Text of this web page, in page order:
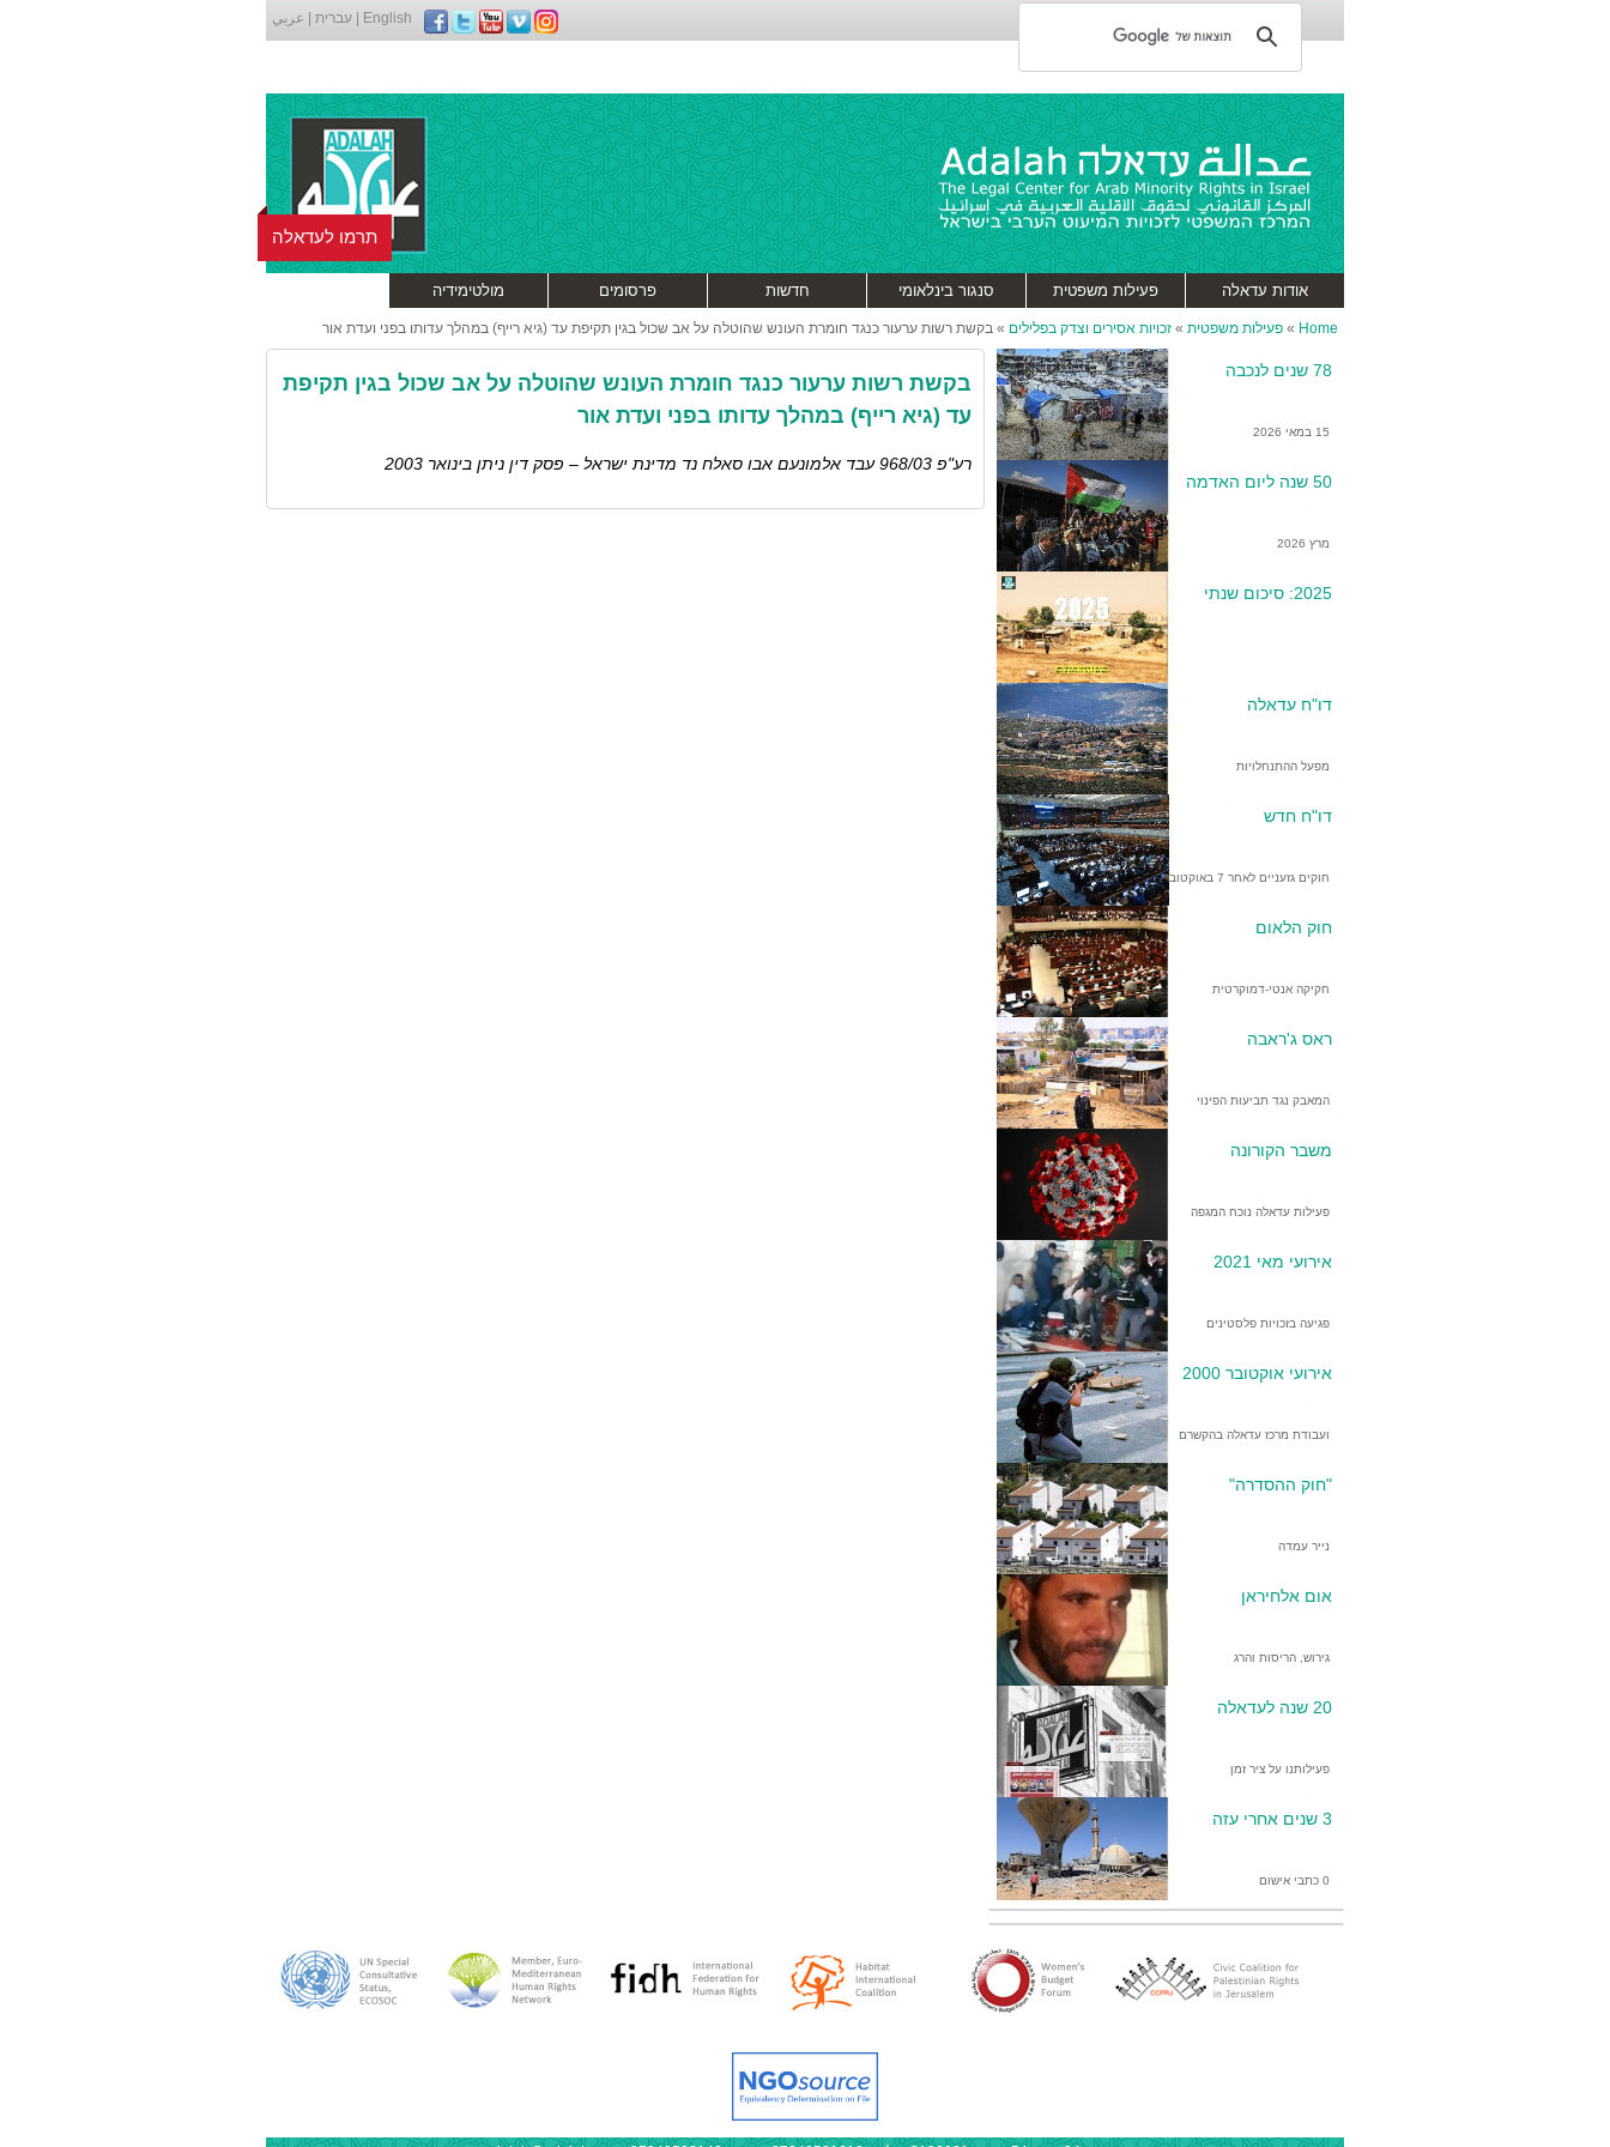
English עברית عربي
אודות עדאלה פעילות משפטית סנגור בינלאומי חדשות פרסומים מולטימידיה
תרמו לעדאלה
Home
» פעילות משפטית » זכויות אסירים וצדק בפלילים » בקשת רשות ערעור כנגד חומרת העונש שהוטלה על אב שכול בגין תקיפת עד (גיא רייף) במהלך עדותו בפני ועדת אור
78 שנים לנכבה
15 במאי 2026
50 שנה ליום האדמה
מרץ 2026
2025: סיכום שנתי
דו"ח עדאלה
מפעל ההתנחלויות
דו"ח חדש
חוקים גזעניים לאחר 7 באוקטובר
חוק הלאום
חקיקה אנטי-דמוקרטית
ראס ג'ראבה
המאבק נגד תביעות הפינוי
משבר הקורונה
פעילות עדאלה נוכח המגפה
אירועי מאי 2021
פגיעה בזכויות פלסטינים
אירועי אוקטובר 2000
ועבודת מרכז עדאלה בהקשרם
"חוק ההסדרה"
נייר עמדה
אום אלחיראן
גירוש, הריסות והרג
20 שנה לעדאלה
פעילותנו על ציר זמן
3 שנים אחרי עזה
0 כתבי אישום
בקשת רשות ערעור כנגד חומרת העונש שהוטלה על אב שכול בגין תקיפת
עד (גיא רייף) במהלך עדותו בפני ועדת אור
רע"פ 968/03 עבד אלמונעם אבו סאלח נד מדינת ישראל – פסק דין ניתן בינואר 2003